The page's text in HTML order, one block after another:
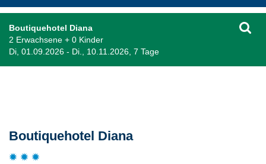
Boutiquehotel Diana
2 Erwachsene + 0 Kinder
Di, 01.09.2026 - Di., 10.11.2026, 7 Tage
Boutiquehotel Diana